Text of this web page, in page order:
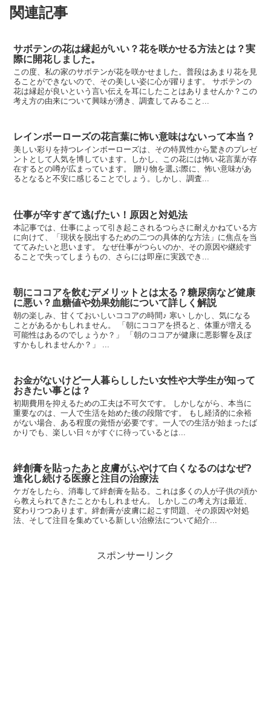
関連記事
サボテンの花は縁起がいい？花を咲かせる方法とは？実
際に開花しました。
この度、私の家のサボテンが花を咲かせました。普段はあまり花を見
ることができないので、その美しい姿に心が躍ります。 サボテンの
花は縁起が良いという言い伝えを耳にしたことはありませんか？この
考え方の由来について興味が湧き、調査してみること...
レインボーローズの花言葉に怖い意味はないって本当？
美しい彩りを持つレインボーローズは、その特異性から驚きのプレゼ
ントとして人気を博しています。しかし、この花には怖い花言葉が存
在するとの噂が広まっています。 贈り物を選ぶ際に、怖い意味があ
るとなると不安に感じることでしょう。しかし、調査...
仕事が辛すぎて逃げたい！原因と対処法
本記事では、仕事によって引き起こされるつらさに耐えかねている方
に向けて、「現状を脱出するための二つの具体的な方法」に焦点を当
ててみたいと思います。 なぜ仕事がつらいのか、その原因や継続す
ることで失ってしまうもの、さらには即座に実践でき...
朝にココアを飲むデメリットとは太る？糖尿病など健康
に悪い？血糖値や効果効能について詳しく解説
朝の楽しみ、甘くておいしいココアの時間♪ 寒い しかし、気になる
ことがあるかもしれません。 「朝にココアを摂ると、体重が増える
可能性はあるのでしょうか？」 「朝のココアが健康に悪影響を及ぼ
すかもしれませんか？」 ...
お金がないけど一人暮らししたい女性や大学生が知って
おきたい事とは？
初期費用を抑えるための工夫は不可欠です。 しかしながら、本当に
重要なのは、一人で生活を始めた後の段階です。 もし経済的に余裕
がない場合、ある程度の覚悟が必要です。一人での生活が始まったば
かりでも、楽しい日々がすぐに待っているとは...
絆創膏を貼ったあと皮膚がふやけて白くなるのはなぜ?
進化し続ける医療と注目の治療法
ケガをしたら、消毒して絆創膏を貼る。これは多くの人が子供の頃か
ら教えられてきたことかもしれません。 しかしこの考え方は最近、
変わりつつあります。絆創膏が皮膚に起こす問題、その原因や対処
法、そして注目を集めている新しい治療法について紹介...
スポンサーリンク